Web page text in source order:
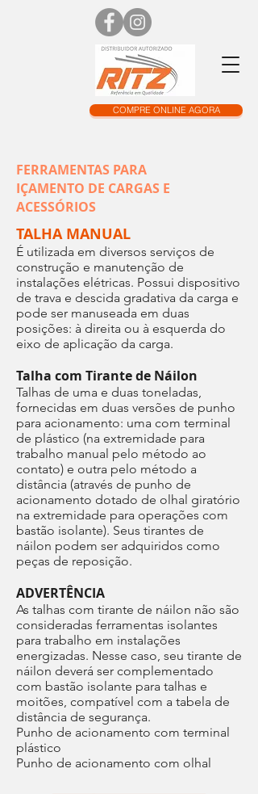
COMPRE ONLINE AGORA
FERRAMENTAS PARA
IÇAMENTO DE CARGAS E
ACESSÓRIOS
TALHA MANUAL
É utilizada em diversos serviços de
construção e manutenção de
instalações elétricas. Possui dispositivo
de trava e descida gradativa da carga e
pode ser manuseada em duas
posições: à direita ou à esquerda do
eixo de aplicação da carga.
Talha com Tirante de Náilon
Talhas de uma e duas toneladas,
fornecidas em duas versões de punho
para acionamento: uma com terminal
de plástico (na extremidade para
trabalho manual pelo método ao
contato) e outra pelo método a
distância (através de punho de
acionamento dotado de olhal giratório
na extremidade para operações com
bastão isolante). Seus tirantes de
náilon podem ser adquiridos como
peças de reposição.
ADVERTÊNCIA
As talhas com tirante de náilon não são
consideradas ferramentas isolantes
para trabalho em instalações
energizadas. Nesse caso, seu tirante de
náilon deverá ser complementado
com bastão isolante para talhas e
moitões, compatível com a tabela de
distância de segurança.
Punho de acionamento com terminal
plástico
Punho de acionamento com olhal